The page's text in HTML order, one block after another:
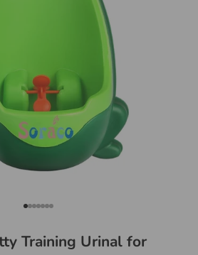
Go to item 1
Go to item 2
Go to item 3
Go to item 4
Go to item 5
Go to item 6
Go to item 7
Training Urinal for